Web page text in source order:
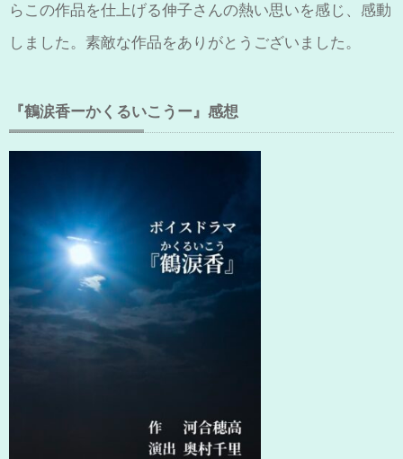
らこの作品を仕上げる伸子さんの熱い思いを感じ、感動
しました。素敵な作品をありがとうございました。
『鶴涙香ーかくるいこうー』感想